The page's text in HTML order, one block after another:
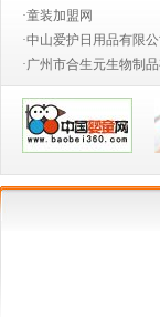
·创新童装营销模式,高效
·2014婴童行业创新发展
·从今生宝贝公司转型看
·国家质检总局连夜发布
·童装加盟网
·中山爱护日用品有限公
·广州市合生元生物制